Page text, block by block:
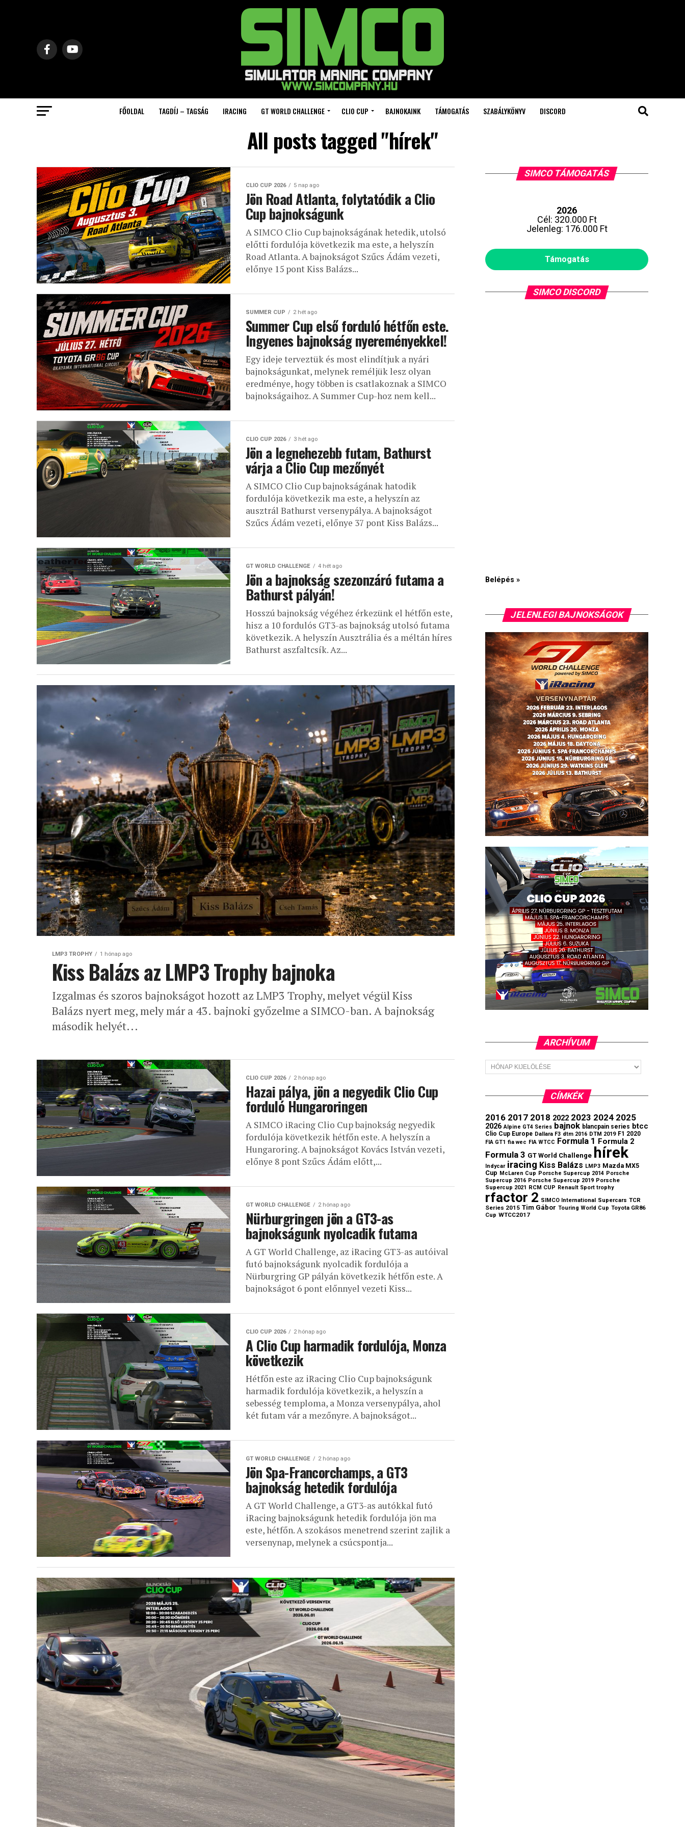
FŐOLDAL TAGDÍJ – TAGSÁG IRACING GT WORLD CHALLENGE CLIO CUP BAJNOKAINK TÁMOGATÁS SZABÁLYKÖNYV DISCORD
All posts tagged "hírek"
CLIO CUP 2026 5 nap ago
Jön Road Atlanta, folytatódik a Clio
Cup bajnokságunk
A SIMCO Clio Cup bajnokságának hetedik, utolsó
előtti fordulója következik ma este, a helyszín
Road Atlanta. A bajnokságot Szűcs Ádám vezeti,
előnye 15 pont Kiss Balázs...
SUMMER CUP 2 hét ago
Summer Cup első forduló hétfőn este.
Ingyenes bajnokság nyereményekkel!
Egy ideje terveztük és most elindítjuk a nyári
bajnokságunkat, melynek reméljük lesz olyan
eredménye, hogy többen is csatlakoznak a SIMCO
bajnokságaihoz. A Summer Cup-hoz nem kell...
CLIO CUP 2026 3 hét ago
Jön a legnehezebb futam, Bathurst
várja a Clio Cup mezőnyét
A SIMCO Clio Cup bajnokságának hatodik
fordulója következik ma este, a helyszín az
ausztrál Bathurst versenypálya. A bajnokságot
Szűcs Ádám vezeti, előnye 37 pont Kiss Balázs...
GT WORLD CHALLENGE 4 hét ago
Jön a bajnokság szezonzáró futama a
Bathurst pályán!
Hosszú bajnokság végéhez érkezünk el hétfőn este,
hisz a 10 fordulós GT3-as bajnokság utolsó futama
következik. A helyszín Ausztrália és a méltán híres
Bathurst aszfaltcsík. Az...
LMP3 TROPHY 1 hónap ago
Kiss Balázs az LMP3 Trophy bajnoka
Izgalmas és szoros bajnokságot hozott az LMP3 Trophy, melyet végül Kiss
Balázs nyert meg, mely már a 43. bajnoki győzelme a SIMCO-ban. A bajnokság
második helyét...
CLIO CUP 2026 2 hónap ago
Hazai pálya, jön a negyedik Clio Cup
forduló Hungaroringen
A SIMCO iRacing Clio Cup bajnokság negyedik
fordulója következik hétfőn este. A helyszín a
Hungaroring. A bajnokságot Kovács István vezeti,
előnye 8 pont Szűcs Ádám előtt,...
GT WORLD CHALLENGE 2 hónap ago
Nürburgringen jön a GT3-as
bajnokságunk nyolcadik futama
A GT World Challenge, az iRacing GT3-as autóival
futó bajnokságunk nyolcadik fordulója a
Nürburgring GP pályán következik hétfőn este. A
bajnokságot 6 pont előnnyel vezeti Kiss...
CLIO CUP 2026 2 hónap ago
A Clio Cup harmadik fordulója, Monza
következik
Hétfőn este az iRacing Clio Cup bajnokságunk
harmadik fordulója következik, a helyszín a
sebesség temploma, a Monza versenypálya, ahol
két futam vár a mezőnyre. A bajnokságot...
GT WORLD CHALLENGE 2 hónap ago
Jön Spa-Francorchamps, a GT3
bajnokság hetedik fordulója
A GT World Challenge, a GT3-as autókkal futó
iRacing bajnokságunk hetedik fordulója jön ma
este, hétfőn. A szokásos menetrend szerint zajlik a
versenynap, melynek a csúcspontja...
SIMCO TÁMOGATÁS
2026
Cél: 320.000 Ft
Jelenleg: 176.000 Ft
Támogatás
SIMCO DISCORD
Belépés »
JELENLEGI BAJNOKSÁGOK
ARCHÍVUM
Archívum
CÍMKÉK
2016 2017 2018 2022 2023 2024 2025
2026 Alpine GT4 Series bajnok blancpain series btcc
Clio Cup Europe Dallara F3 dtm 2016 DTM 2019 F1 2020
FIA GT1 fia wec FIA WTCC Formula 1 Formula 2
Formula 3 GT World Challenge hírek
Indycar iracing Kiss Balázs LMP3 Mazda MX5
Cup McLaren Cup Porsche Supercup 2014 Porsche
Supercup 2016 Porsche Supercup 2019 Porsche
Supercup 2021 RCM CUP Renault Sport trophy
rfactor 2 SIMCO International Supercars TCR
Series 2015 Tim Gábor Touring World Cup Toyota GR86
Cup WTCC2017